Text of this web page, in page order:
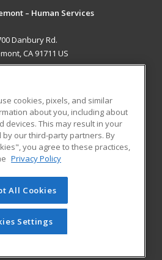
– Human Services
Danbury Rd.
CA 91711 US
RESOURCES
Student Blog
of Cengage Learning. All rights
this site cannot be reproduced or
you have obtained prior written
Learning.Privacy Policy
cookies, pixels, and similar
about you, including about
devices. This may result in your
our third-party partners. By
you agree to these practices,
Privacy Policy
All Cookies
Settings